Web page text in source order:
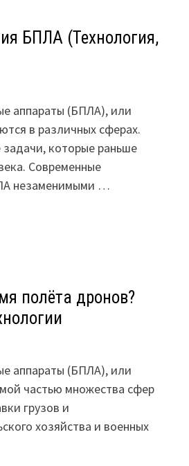
БПЛА (Технология,
аппараты (БПЛА), или
в различных сферах.
которые раньше
Современные
незаменимыми …
полёта дронов?
аппараты (БПЛА), или
частью множества сфер
грузов и
хозяйства и военных